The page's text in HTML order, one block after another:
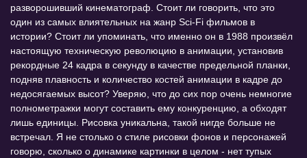
разворошивший кинематограф. Стоит ли говорить, что это
один из самых влиятельных на жанр Sci-Fi фильмов в
истории? Стоит ли упоминать, что именно он в 1988 произвёл
настоящую техническую революцию в анимации, установив
рекордные 24 кадра в секунду в качестве предельной планки,
подняв плавность и количество костей анимации в кадре до
недосягаемых высот? Уверяю, что до сих пор очень немногие
полнометражки могут составить ему конкуренцию, а обходят
лишь единицы. Рисовка уникальна, такой нигде больше не
встречал. Я не столько о стиле рисовки фонов и персонажей
говорю, сколько о динамике картинки в целом - нет тупых